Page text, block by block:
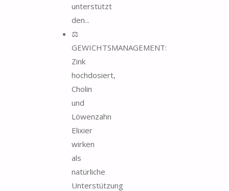
unterstützt
den...
⚖️
GEWICHTSMANAGEMENT:
Zink
hochdosiert,
Cholin
und
Löwenzahn
Elixier
wirken
als
natürliche
Unterstützung